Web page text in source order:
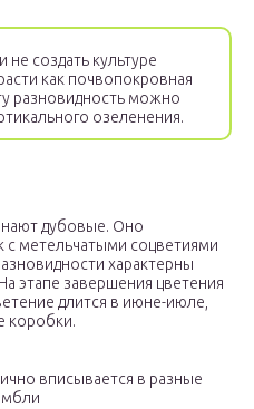
не создать культуре
как почвопокровная
разновидность можно
озеленения.
дубовые. Оно
с метельчатыми соцветиями
характерны
этапе завершения цветения
длится в июне-июле,
коробки.
вписывается в разные